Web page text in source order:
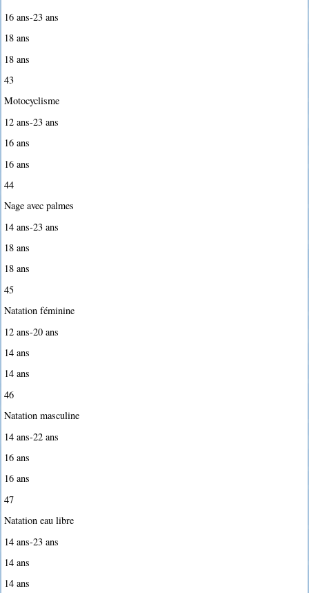
16 ans-23 ans
18 ans
18 ans
43
Motocyclisme
12 ans-23 ans
16 ans
16 ans
44
Nage avec palmes
14 ans-23 ans
18 ans
18 ans
45
Natation féminine
12 ans-20 ans
14 ans
14 ans
46
Natation masculine
14 ans-22 ans
16 ans
16 ans
47
Natation eau libre
14 ans-23 ans
14 ans
14 ans